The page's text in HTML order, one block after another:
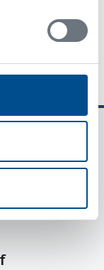
GmbH